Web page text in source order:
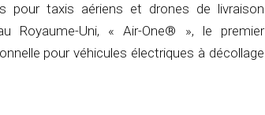
pour taxis aériens et drones de livraison
Royaume-Uni, « Air-One® », le premier
pour véhicules électriques à décollage